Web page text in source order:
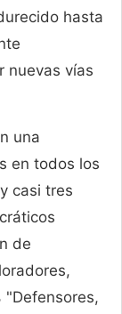
hasta
nuevas vías
una
en todos los
casi tres
de
"Defensores,